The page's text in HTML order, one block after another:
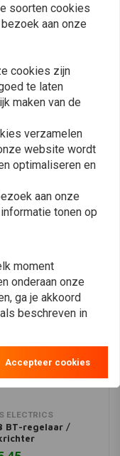
(0 beoordelingen)
ELECTRICS
BT-regelaar /
soorten cookies
aan onze
cookies zijn
te laten
maken van de
verzamelen
website wordt
optimaliseren en
aan onze
tonen op
moment
onderaan onze
ga je akkoord
beschreven in
Accepteer cookies